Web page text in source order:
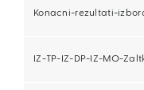
Konacni-rezultati-
IZ-TP-IZ-DP-IZ-MO-